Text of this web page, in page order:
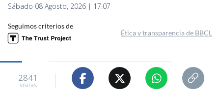
Sábado 08 Agosto, 2026 | 17:07
Seguimos criterios de
Ética y transparencia de BBCL
2841
visitas